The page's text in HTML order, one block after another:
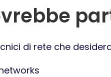
di rete che